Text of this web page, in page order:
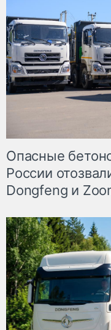
Опасные
России
Dongfeng и